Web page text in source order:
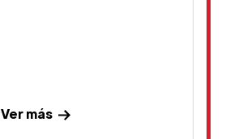
Ver más